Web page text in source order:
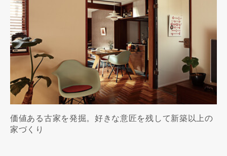
価値ある古家を発掘。好きな意匠を残して新築以上の
家づくり